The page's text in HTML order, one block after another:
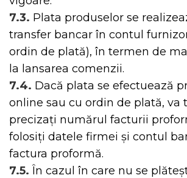
7.3. Plata produselor se
transfer bancar în contul
ordin de plată), în termen de
la lansarea comenzii.
7.4. Dacă plata se efectuează
online sau cu ordin de plată, va
precizaţi numărul facturii
folosiți datele firmei şi contul
factura proformă.
7.5. În cazul în care nu se